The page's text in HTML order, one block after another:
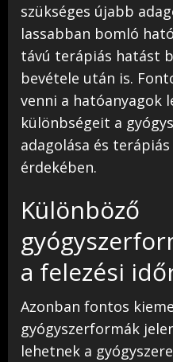
szükséges újabb
lassabban bomló
távú terápiás hatást
bevétele után is.
venni a hatóanyagok
különbségeit a
adagolása és
érdekében.
Különböző
a felezési
Azonban fontos
gyógyszerformák
lehetnek a